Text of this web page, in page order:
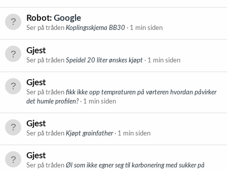
Robot: Google
Ser på tråden Koplingsskjema BB30 1 min siden
Gjest
Ser på tråden Speidel 20 liter ønskes kjøpt 1 min siden
Gjest
Ser på tråden fikk ikke opp tempraturen på vørteren hvordan påvirker
det humle profilen?
1 min siden
Gjest
Ser på tråden Kjøpt grainfather 1 min siden
Gjest
Ser på tråden Øl som ikke egner seg til karbonering med sukker på